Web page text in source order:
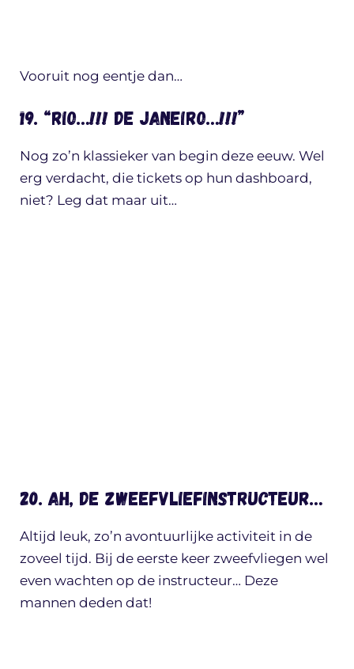
Vooruit nog eentje dan…
19. “RIO…!!! DE JANEIRO…!!!”
Nog zo’n klassieker van begin deze eeuw. Wel
erg verdacht, die tickets op hun dashboard,
niet? Leg dat maar uit…
20. Ah, de zweefvliefinstructeur…
Altijd leuk, zo’n avontuurlijke activiteit in de
zoveel tijd. Bij de eerste keer zweefvliegen wel
even wachten op de instructeur… Deze
mannen deden dat!